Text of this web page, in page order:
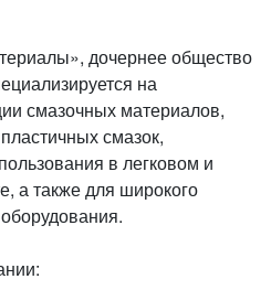
дочернее общество
на
смазочных материалов,
смазок,
в легковом и
а также для широкого